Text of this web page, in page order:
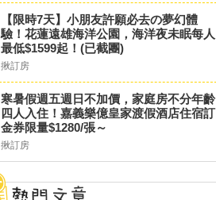
【限時7天】小朋友許願必去の夢幻體
驗！花蓮遠雄海洋公園，海洋夜未眠每人
最低$1599起！(已截團)
揪訂房
寒暑假週五週日不加價，家庭房不分年齡
四人入住！嘉義樂億皇家渡假酒店住宿訂
金券限量$1280/張～
揪訂房